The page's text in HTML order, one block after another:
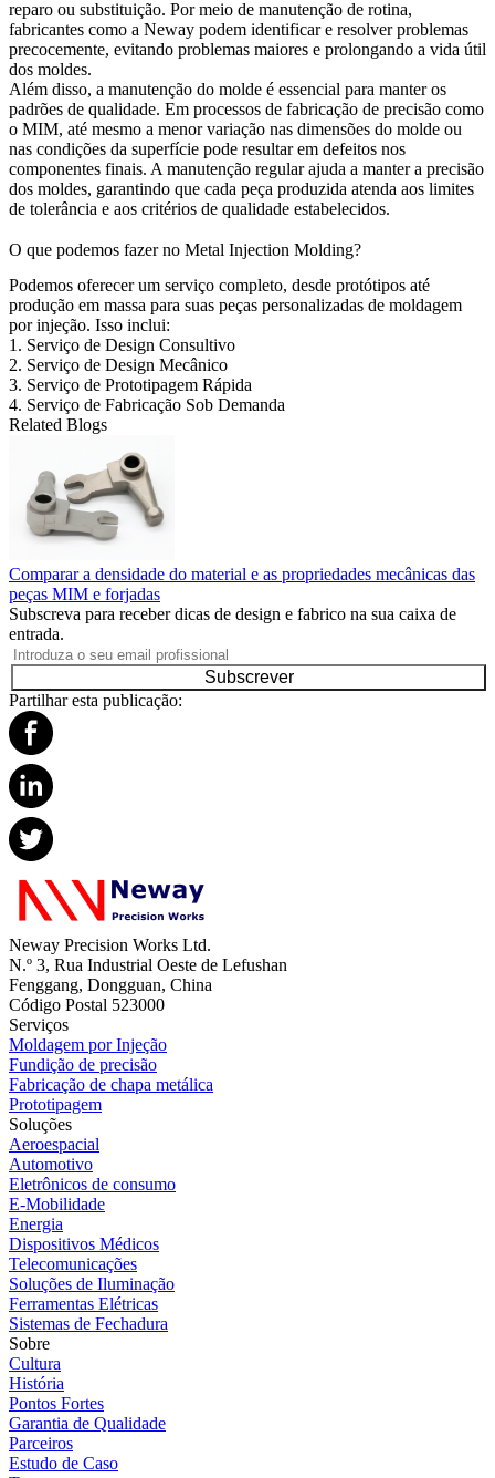
reparo ou substituição. Por meio de manutenção de rotina,
fabricantes como a Neway podem identificar e resolver problemas
precocemente, evitando problemas maiores e prolongando a vida útil
dos moldes.
Além disso, a manutenção do molde é essencial para manter os
padrões de qualidade. Em processos de fabricação de precisão como
o MIM, até mesmo a menor variação nas dimensões do molde ou
nas condições da superfície pode resultar em defeitos nos
componentes finais. A manutenção regular ajuda a manter a precisão
dos moldes, garantindo que cada peça produzida atenda aos limites
de tolerância e aos critérios de qualidade estabelecidos.
O que podemos fazer no Metal Injection Molding?
Podemos oferecer um serviço completo, desde protótipos até
produção em massa para suas peças personalizadas de moldagem
por injeção. Isso inclui:
1. Serviço de Design Consultivo
2. Serviço de Design Mecânico
3. Serviço de Prototipagem Rápida
4. Serviço de Fabricação Sob Demanda
Related Blogs
Comparar a densidade do material e as propriedades mecânicas das
peças MIM e forjadas
Subscreva para receber dicas de design e fabrico na sua caixa de
entrada.
Subscrever
Partilhar esta publicação:
Neway Precision Works Ltd.
N.º 3, Rua Industrial Oeste de Lefushan
Fenggang, Dongguan, China
Código Postal 523000
Serviços
Moldagem por Injeção
Fundição de precisão
Fabricação de chapa metálica
Prototipagem
Soluções
Aeroespacial
Automotivo
Eletrônicos de consumo
E-Mobilidade
Energia
Dispositivos Médicos
Telecomunicações
Soluções de Iluminação
Ferramentas Elétricas
Sistemas de Fechadura
Sobre
Cultura
História
Pontos Fortes
Garantia de Qualidade
Parceiros
Estudo de Caso